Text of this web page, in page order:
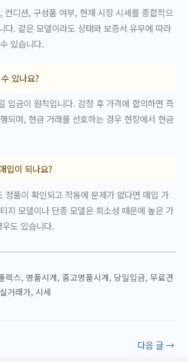
컨디션, 구성품 여부, 현재 시장 시세를 종합적으
다. 같은 모델이라도 상태와 보증서 유무에 따라
있습니다.
있나요?
입금이 원칙입니다. 감정 후 가격에 합의하면 즉
되며, 현금 거래를 선호하는 경우 현장에서 현금
입이 되나요?
정품이 확인되고 작동에 문제가 없다면 매입 가
지 모델이나 단종 모델은 희소성 때문에 높은 가
도 있습니다.
렉스, 명품시계, 중고명품시계, 당일입금, 무료견
거래가, 시세
다음 글→